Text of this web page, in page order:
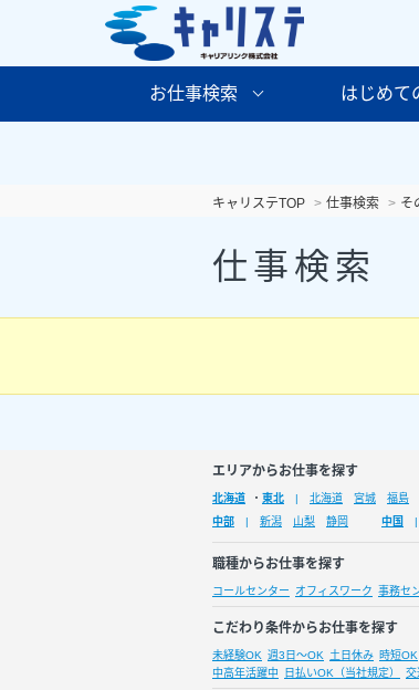
お仕事検索 はじめて
キャリステTOP 仕事検索 そ
仕事検索
エリアからお仕事を探す
北海道 ・ 東北 北海道 宮城 福島
中部
新潟 山梨 静岡 中国
職種からお仕事を探す
コールセンター オフィスワーク 事務セ
こだわり条件からお仕事を探す
未経験OK 週3日～OK 土日休み 時短OK
中高年活躍中
日払いOK（当社規定） 交